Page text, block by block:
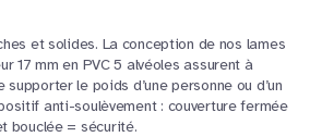
et solides. La conception de nos lames
17 mm en PVC 5 alvéoles assurent à
supporter le poids d’une personne ou d’un
anti-soulèvement : couverture fermée
bouclée = sécurité.